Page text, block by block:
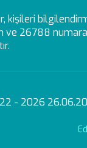
kişileri
ve 26788
- 2026